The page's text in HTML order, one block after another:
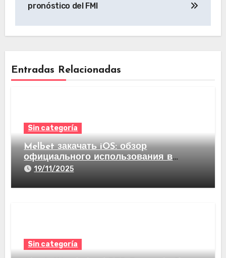
pronóstico del FMI
Entradas Relacionadas
Sin categoría
Melbet закачать iOS: обзор
официального использования в
видах став на спорт а еще казино
19/11/2025
Sin categoría